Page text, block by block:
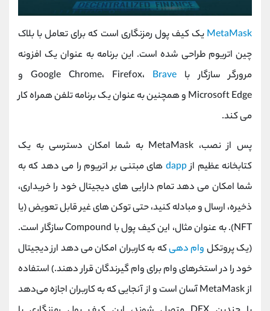
MetaMask یک کیف پول رمزنگاری است که برای تعامل با بلاک
چین اتریوم طراحی شده است. این برنامه به عنوان یک افزونه
مرورگر سازگار با Google Chrome، Firefox، Brave
و
Microsoft Edge و همچنین به عنوان یک برنامه تلفن همراه کار
می کند.
پس از نصب، MetaMask به شما امکان دسترسی به یک
کتابخانه عظیم ازdapp های مبتنی بر اتریوم را می دهد که به
شما امکان می دهد تمام دارایی های دیجیتال خود را خریداری،
ذخیره، ارسال و مبادله کنید، حتی توکن های غیر قابل تعویض (یا
NFT). به عنوان مثال، این کیف پول با Compound سازگار است.
(یک پروتکل وام دهیکه به کاربران امکان می دهد ارز دیجیتال
خود را در استخرهای وام برای وام گیرندگان قرار دهند.) استفاده
از MetaMask آسان است و از آنجایی که به کاربران اجازه می‌دهد